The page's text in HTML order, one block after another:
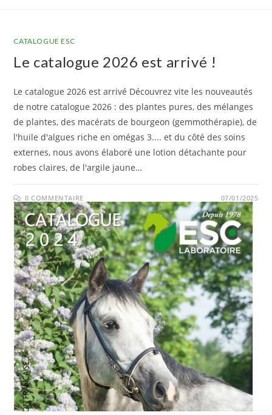
CATALOGUE ESC
Le catalogue 2026 est arrivé !
Le catalogue 2026 est arrivé Découvrez vite les nouveautés
de notre catalogue 2026 : des plantes pures, des mélanges
de plantes, des macérats de bourgeon (gemmothérapie), de
l'huile d'algues riche en omégas 3.... et du côté des soins
externes, nous avons élaboré une lotion détachante pour
robes claires, de l'argile jaune…
0 COMMENTAIRE 07/01/2025